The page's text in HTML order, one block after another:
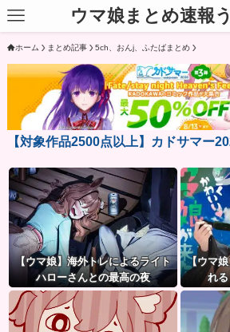
ウマ娘まとめ速報
ホーム まとめ記事 5ch、おんj、ふたばまとめ
【対象作品2500点以上】カドサマー
【ウマ娘】海外トレによるライト
ハローさんとの最高の夜
【ウマ
れ